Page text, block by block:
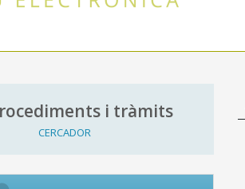
i tràmits
CERCADOR